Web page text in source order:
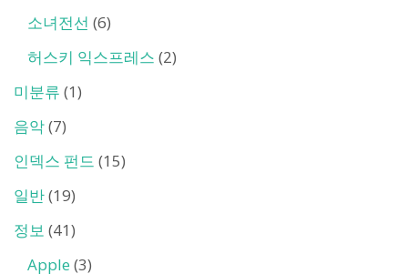
소녀전선 (6)
허스키 익스프레스 (2)
미분류 (1)
음악(7)
인덱스 펀드 (15)
일반(19)
정보 (41)
Apple (3)